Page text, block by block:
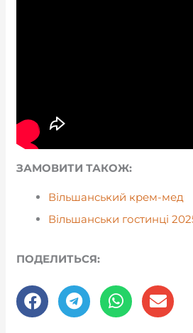
ЗАМОВИТИ ТАКОЖ:
Вільшанський крем-мед
Вільшанськи гостинці
ПОДЕЛИТЬСЯ: